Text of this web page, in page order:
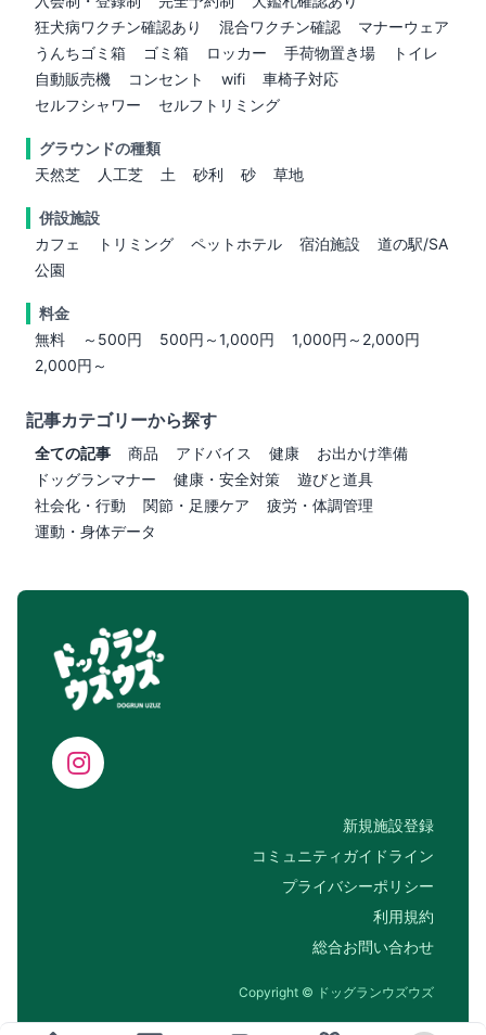
狂犬病ワクチン確認あり
混合ワクチン確認
マナーウェア
うんちゴミ箱
ゴミ箱 ロッカー 手荷物置き場
トイレ
自動販売機
コンセント wifi
車椅子対応
セルフシャワー
セルフトリミング
グラウンドの種類
天然芝
人工芝 土 砂利 砂 草地
併設施設
カフェ
トリミング ペットホテル 宿泊施設
道の駅/SA
公園
料金
無料
～500円 500円～1,000円
1,000円～2,000円
2,000円～
記事カテゴリーから探す
全ての記事 商品 アドバイス 健康
お出かけ準備
ドッグランマナー
健康・安全対策
遊びと道具
社会化・行動
関節・足腰ケア
疲労・体調管理
運動・身体データ
新規施設登録
コミュニティガイドライン
プライバシーポリシー
利用規約
総合お問い合わせ
Copyright © ドッグランウズウズ